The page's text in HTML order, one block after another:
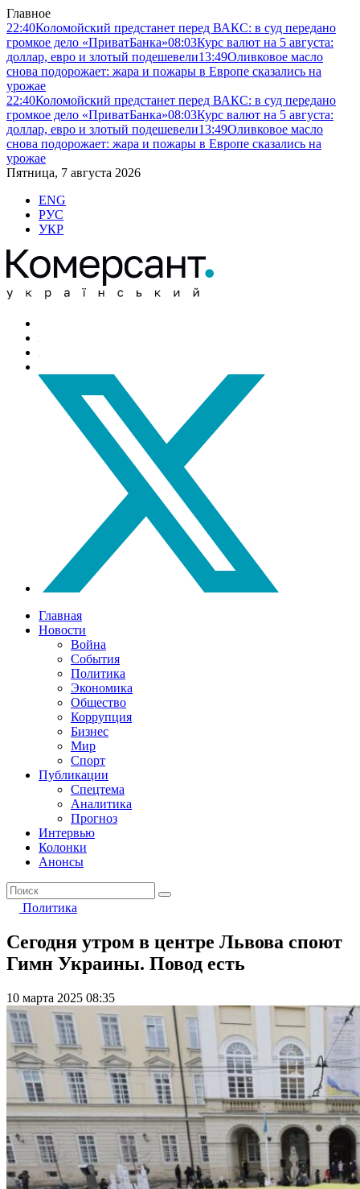
Главное
22:40Коломойский предстанет перед ВАКС: в суд передано
громкое дело «ПриватБанка»08:03Курс валют на 5 августа:
доллар, евро и злотый подешевели13:49Оливковое масло
снова подорожает: жара и пожары в Европе сказались на
урожае
22:40Коломойский предстанет перед ВАКС: в суд передано
громкое дело «ПриватБанка»08:03Курс валют на 5 августа:
доллар, евро и злотый подешевели13:49Оливковое масло
снова подорожает: жара и пожары в Европе сказались на
урожае
Пятница, 7 августа 2026
ENG
РУС
УКР
Главная
Новости
Война
События
Политика
Экономика
Общество
Коррупция
Бизнес
Мир
Спорт
Публикации
Спецтема
Аналитика
Прогноз
Интервью
Колонки
Анонсы
Политика
Сегодня утром в центре Львова споют
Гимн Украины. Повод есть
10 марта 2025 08:35